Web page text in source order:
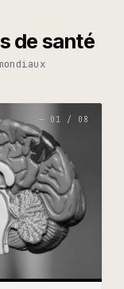
de santé
— 01 / 08